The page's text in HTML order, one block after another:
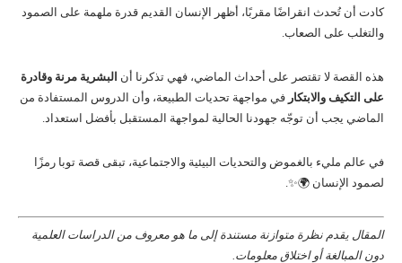
كادت أن تُحدث انقراضًا مقربًا، أظهر الإنسان القديم قدرة ملهمة على الصمود
والتغلب على الصعاب.
هذه القصة لا تقتصر على أحداث الماضي، فهي تذكرنا أن البشرية مرنة وقادرة
على التكيف والابتكار في مواجهة تحديات الطبيعة، وأن الدروس المستفادة من
الماضي يجب أن توجّه جهودنا الحالية لمواجهة المستقبل بأفضل استعداد.
في عالم مليء بالغموض والتحديات البيئية والاجتماعية، تبقى قصة توبا رمزًا
لصمود الإنسان 🌍✨.
المقال يقدم نظرة متوازنة مستندة إلى ما هو معروف من الدراسات العلمية
دون المبالغة أو اختلاق معلومات.